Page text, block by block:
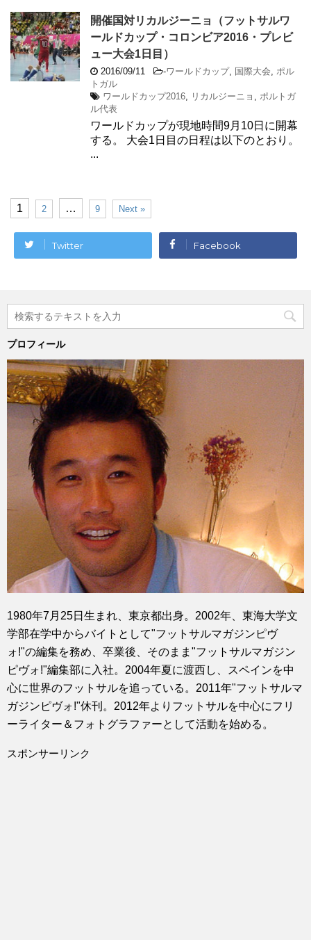
開催国対リカルジーニョ（フットサルワ
ールドカップ・コロンビア2016・プレビ
ュー大会1日目）
2016/09/11 -ワールドカップ, 国際大会, ポル
トガル
ワールドカップ2016, リカルジーニョ , ポルトガ
ル代表
ワールドカップが現地時間9月10日に開幕
する。 大会1日目の日程は以下のとおり。
...
1 2 … 9 Next »
Twitter Facebook
プロフィール
1980年7月25日生まれ、東京都出身。2002年、東海大学文
学部在学中からバイトとして"フットサルマガジンピヴ
ォ!"の編集を務め、卒業後、そのまま"フットサルマガジン
ピヴォ!"編集部に入社。2004年夏に渡西し、スペインを中
心に世界のフットサルを追っている。2011年"フットサルマ
ガジンピヴォ!"休刊。2012年よりフットサルを中心にフリ
ーライター＆フォトグラファーとして活動を始める。
スポンサーリンク